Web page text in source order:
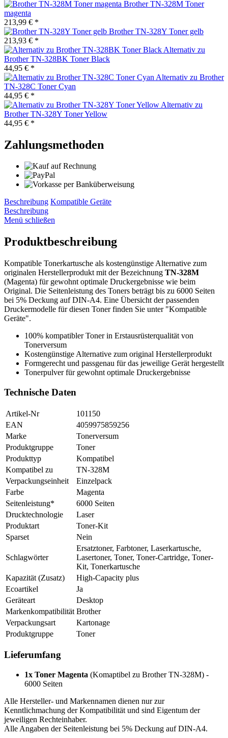
Brother TN-328M Toner
magenta
213,99 € *
Brother TN-328Y Toner gelb
213,93 € *
Alternativ zu
Brother TN-328BK Toner Black
44,95 € *
Alternativ zu Brother
TN-328C Toner Cyan
44,95 € *
Alternativ zu
Brother TN-328Y Toner Yellow
44,95 € *
Zahlungsmethoden
Beschreibung Kompatible Geräte
Beschreibung
Menü schließen
Produktbeschreibung
Kompatible Tonerkartusche als kostengünstige Alternative zum
originalen Herstellerprodukt mit der Bezeichnung TN-328M
(Magenta) für gewohnt optimale Druckergebnisse wie beim
Original. Die Seitenleistung des Toners beträgt bis zu 6000 Seiten
bei 5% Deckung auf DIN-A4. Eine Übersicht der passenden
Druckermodelle für diesen Toner finden Sie unter "Kompatible
Geräte".
100% kompatibler Toner in Erstausrüsterqualität von
Tonerversum
Kostengünstige Alternative zum original Herstellerprodukt
Formgerecht und passgenau für das jeweilige Gerät hergestellt
Tonerpulver für gewohnt optimale Druckergebnisse
Technische Daten
Artikel-Nr
101150
EAN
4059975859256
Marke
Tonerversum
Produktgruppe
Toner
Produkttyp
Kompatibel
Kompatibel zu
TN-328M
Verpackungseinheit
Einzelpack
Farbe
Magenta
Seitenleistung*
6000 Seiten
Drucktechnologie
Laser
Produktart
Toner-Kit
Sparset
Nein
Schlagwörter
Ersatztoner, Farbtoner, Laserkartusche,
Lasertoner, Toner, Toner-Cartridge, Toner-
Kit, Tonerkartusche
Kapazität (Zusatz)
High-Capacity plus
Ecoartikel
Ja
Geräteart
Desktop
Markenkompatibilität Brother
Verpackungsart
Kartonage
Produktgruppe
Toner
Lieferumfang
1x Toner Magenta (Komaptibel zu Brother TN-328M) -
6000 Seiten
Alle Hersteller- und Markennamen dienen nur zur
Kenntlichmachung der Kompatibilität und sind Eigentum der
jeweiligen Rechteinhaber.
Alle Angaben der Seitenleistung bei 5% Deckung auf DIN-A4.